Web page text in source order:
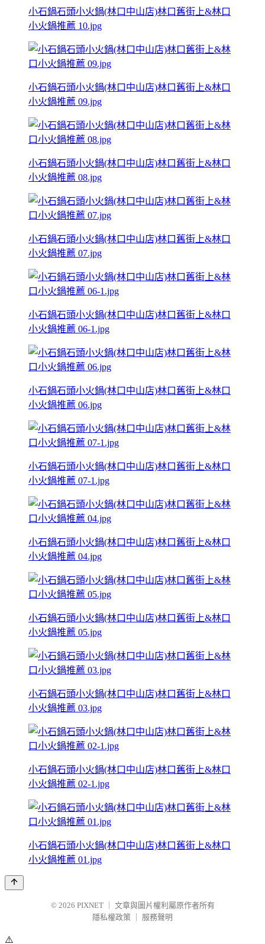
小石鍋石頭小火鍋(林口中山店)林口舊街上&林口
小火鍋推薦 10.jpg
小石鍋石頭小火鍋(林口中山店)林口舊街上&林口
小火鍋推薦 09.jpg
小石鍋石頭小火鍋(林口中山店)林口舊街上&林口
小火鍋推薦 08.jpg
小石鍋石頭小火鍋(林口中山店)林口舊街上&林口
小火鍋推薦 07.jpg
小石鍋石頭小火鍋(林口中山店)林口舊街上&林口
小火鍋推薦 06-1.jpg
小石鍋石頭小火鍋(林口中山店)林口舊街上&林口
小火鍋推薦 06.jpg
小石鍋石頭小火鍋(林口中山店)林口舊街上&林口
小火鍋推薦 07-1.jpg
小石鍋石頭小火鍋(林口中山店)林口舊街上&林口
小火鍋推薦 04.jpg
小石鍋石頭小火鍋(林口中山店)林口舊街上&林口
小火鍋推薦 05.jpg
小石鍋石頭小火鍋(林口中山店)林口舊街上&林口
小火鍋推薦 03.jpg
小石鍋石頭小火鍋(林口中山店)林口舊街上&林口
小火鍋推薦 02-1.jpg
小石鍋石頭小火鍋(林口中山店)林口舊街上&林口
小火鍋推薦 01.jpg
© 2026 PIXNET
文章與圖片權利屬原作者所有
隱私權政策
服務聲明
⚠️